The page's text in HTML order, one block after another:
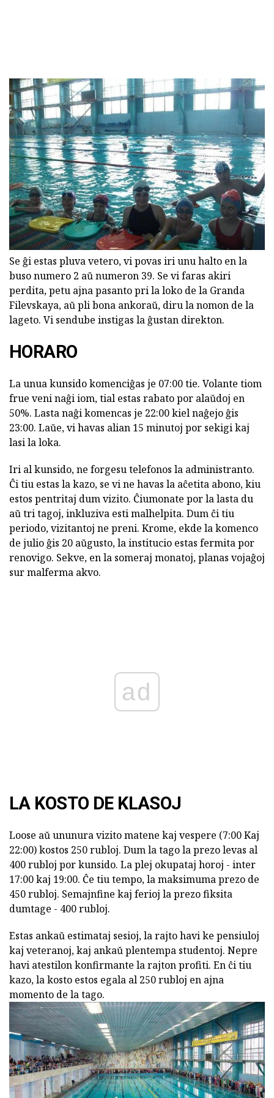
Se ĝi estas pluva vetero, vi povas iri unu halto en la
buso numero 2 aŭ numeron 39. Se vi faras akiri
perdita, petu ajna pasanto pri la loko de la Granda
Filevskaya, aŭ pli bona ankoraŭ, diru la nomon de la
lageto. Vi sendube instigas la ĝustan direkton.
HORARO
La unua kunsido komenciĝas je 07:00 tie. Volante tiom
frue veni naĝi iom, tial estas rabato por alaŭdoj en
50%. Lasta naĝi komencas je 22:00 kiel naĝejo ĝis
23:00. Laŭe, vi havas alian 15 minutoj por sekigi kaj
lasi la loka.
Iri al kunsido, ne forgesu telefonos la administranto.
Ĉi tiu estas la kazo, se vi ne havas la aĉetita abono, kiu
estos pentritaj dum vizito. Ĉiumonate por la lasta du
aŭ tri tagoj, inkluziva esti malhelpita. Dum ĉi tiu
periodo, vizitantoj ne preni. Krome, ekde la komenco
de julio ĝis 20 aŭgusto, la institucio estas fermita por
renovigo. Sekve, en la someraj monatoj, planas vojaĝoj
sur malferma akvo.
ad
LA KOSTO DE KLASOJ
Loose aŭ ununura vizito matene kaj vespere (7:00 Kaj
22:00) kostos 250 rubloj. Dum la tago la prezo levas al
400 rubloj por kunsido. La plej okupataj horoj - inter
17:00 kaj 19:00. Ĉe tiu tempo, la maksimuma prezo de
450 rubloj. Semajnfine kaj ferioj la prezo fiksita
dumtage - 400 rubloj.
Estas ankaŭ estimataj sesioj, la rajto havi ke pensiuloj
kaj veteranoj, kaj ankaŭ plentempa studentoj. Nepre
havi atestilon konfirmante la rajton profiti. En ĉi tiu
kazo, la kosto estos egala al 250 rubloj en ajna
momento de la tago.